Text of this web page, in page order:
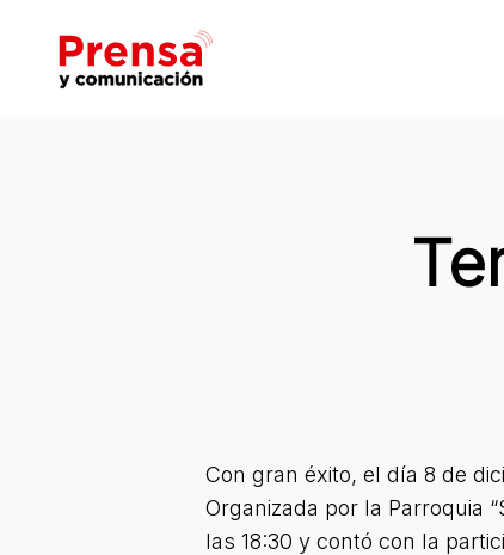
Con gran éxito, el día 8 de
Organizada por la Parroquia
las 18:30 y contó con la